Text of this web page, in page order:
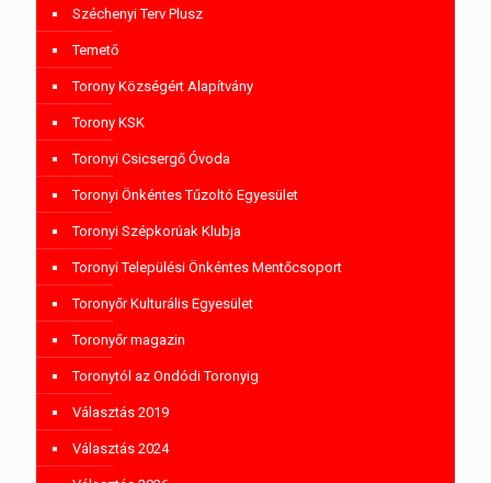
Széchenyi Terv Plusz
Temető
Torony Községért Alapítvány
Torony KSK
Toronyi Csicsergő Óvoda
Toronyi Önkéntes Tűzoltó Egyesület
Toronyi Szépkorúak Klubja
Toronyi Települési Önkéntes Mentőcsoport
Toronyőr Kulturális Egyesület
Toronyőr magazin
Toronytól az Ondódi Toronyig
Választás 2019
Választás 2024